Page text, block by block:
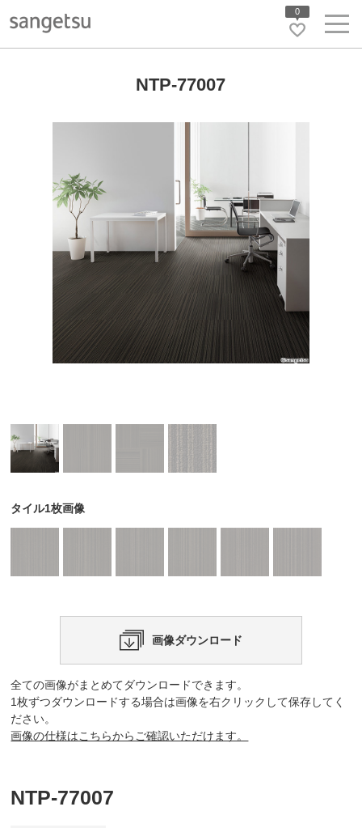
0
NTP-77007
タイル1枚画像
画像ダウンロード
全ての画像がまとめてダウンロードできます。
1枚ずつダウンロードする場合は画像を右クリックして保存してく
ださい。
画像の仕様はこちらからご確認いただけます。
NTP-77007